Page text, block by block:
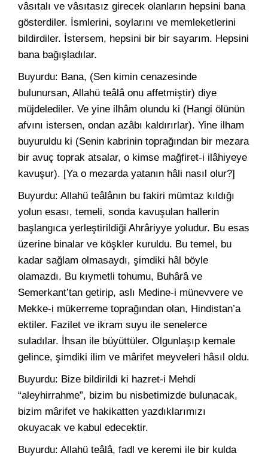
vâsıtalı ve vâsıtasız girecek olanların hepsini bana
gösterdiler. İsmlerini, soylarını ve memleketlerini
bildirdiler. İstersem, hepsini bir bir sayarım. Hepsini
bana bağışladılar.
Buyurdu: Bana, (Sen kimin cenazesinde
bulunursan, Allahü teâlâ onu affetmiştir) diye
müjdelediler. Ve yine ilhâm olundu ki (Hangi ölünün
afvını istersen, ondan azâbı kaldırırlar). Yine ilham
buyuruldu ki (Senin kabrinin toprağından bir mezara
bir avuç toprak atsalar, o kimse mağfiret-i ilâhiyeye
kavuşur). [Ya o mezarda yatanın hâli nasıl olur?]
Buyurdu: Allahü teâlânın bu fakiri mümtaz kıldığı
yolun esası, temeli, sonda kavuşulan hallerin
başlangıca yerleştirildiği Ahrâriyye yoludur. Bu esas
üzerine binalar ve köşkler kuruldu. Bu temel, bu
kadar sağlam olmasaydı, şimdiki hâl böyle
olamazdı. Bu kıymetli tohumu, Buhârâ ve
Semerkant’tan getirip, aslı Medine-i münevvere ve
Mekke-i mükerreme toprağından olan, Hindistan’a
ektiler. Fazilet ve ikram suyu ile senelerce
suladılar. İhsan ile büyüttüler. Olgunlaşıp kemale
gelince, şimdiki ilim ve mârifet meyveleri hâsıl oldu.
Buyurdu: Bize bildirildi ki hazret-i Mehdi
“aleyhirrahme”, bizim bu nisbetimizde bulunacak,
bizim mârifet ve hakikatten yazdıklarımızı
okuyacak ve kabul edecektir.
Buyurdu: Allahü teâlâ, fadl ve keremi ile bir kulda